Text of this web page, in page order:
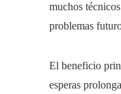
muchos
problemas
El beneficio
esperas